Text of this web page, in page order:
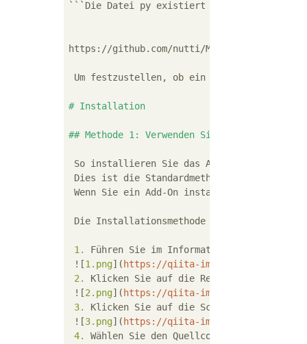
``` Die Datei py existiert nicht.
https://github.com/nutti/Mouse-Click-
Um festzustellen, ob ein Add-On aus
# Installation
## Methode 1: Verwenden Sie die
So installieren Sie das Add-On im Fenster
Dies ist die Standardmethode zum
Wenn Sie ein Add-On installieren möchten,
Die Installationsmethode des Add-Ons
1.
Führen Sie im Informationsbereich
![1.png]( https://qiita-image-
2.
Klicken Sie auf die Registerkarte "Add-
![2.png]( https://qiita-image-
3.
Klicken Sie auf die Schaltfläche "Aus
![3.png]( https://qiita-image-
4.
Wählen Sie den Quellcode des zu